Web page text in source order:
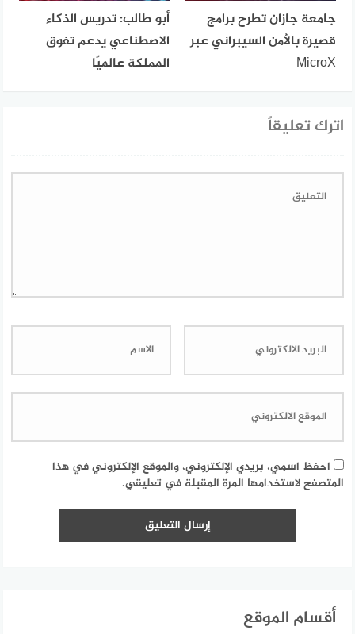
جامعة جازان تطرح برامج
قصيرة بالأمن السيبراني عبر
MicroX
أبو طالب: تدريس الذكاء
الاصطناعي يدعم تفوق
المملكة عالميًا
اترك تعليقاً
احفظ اسمي، بريدي الإلكتروني، والموقع الإلكتروني في هذا
المتصفح لاستخدامها المرة المقبلة في تعليقي.
أقسام الموقع